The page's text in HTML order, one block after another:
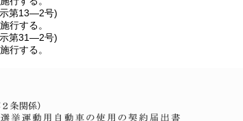
第13―2号)
行する。
第31―2号)
行する。